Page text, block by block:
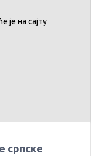
је на сајту
српске